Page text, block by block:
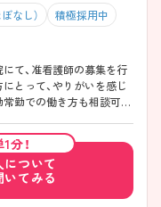
なし） 積極採用中
て、准看護師の募集を行
とって、やりがいを感じ
勤での働き方も相談可能
・無料駐車場完備と通勤
軽にお問い合わせくださ
分！
について
てみる